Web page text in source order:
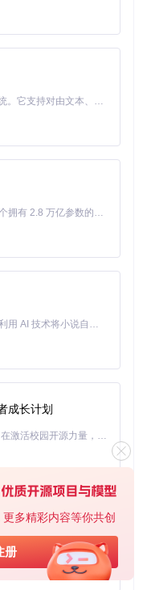
多精彩内容等你共创
册
的角色移动和场景交
设计独特的地图场
简单。
挑战。一个实用的解
斗角色，避免频繁创
和资源预加载可以显
索框架的插件系统。
游戏机制或集成第三方
既保持了框架的完整
发的最佳实践。无论
找到提升技能的机
下载源代码
go/godot-
MiniMax H3 是一个通用的全模态生成系统。它支持对由文本、图像、视频和音频组成的多模态上下文进行统一理解，并能生成分辨率高达 2K、时长可达 15 秒的带原生立体声音频的视频。得益于面向任务泛化的系统设计，H3 在预训练阶段就已具备广泛的多模态上下文理解与生成能力，能够出色地执行复杂的多模态指令。
Kimi K3 是Kimi能力最强的模型：这是一个拥有 2.8 万亿参数的混合专家（MoE）模型，具备原生视觉理解能力，并支持 100 万 token 的上下文窗口。
Toonflow 是一款 AI 短剧漫剧工具，能够利用 AI 技术将小说自动转化为剧本，并结合 AI 生成的图片和视频，实现高效的短剧创作。借助 Toonflow，可以轻松完成从文字到影像的全流程，让短剧制作变得更加智能与便捷。
成长计划
「源启盛夏」暑期校园开发者成长计划旨在激活校园开源力量，通过积分激励、认证扶持、资源倾斜等形式，引导高校组织和开发者完成「入驻 — 建项目 — 做贡献 — 获认证 — 得资源」的完整闭环。无论你是想带领社团入驻平台的组织者，还是希望用代码贡献证明自己的开发者，都能在这里找到属于你的成长路径。
免费、本地、开源的 24/7 全天候 Cowork 应用，以及适用于 Gemini CLI、Claude Code、Codex、OpenCode、Qwen Code、Goose CLI、Auggie 等的 OpenClaw | 🌟 喜欢就点star吧